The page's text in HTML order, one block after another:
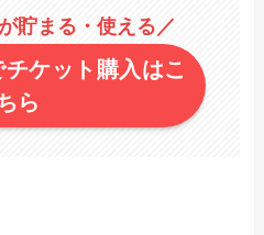
貯まる・使える／
ケット購入はこ
ら